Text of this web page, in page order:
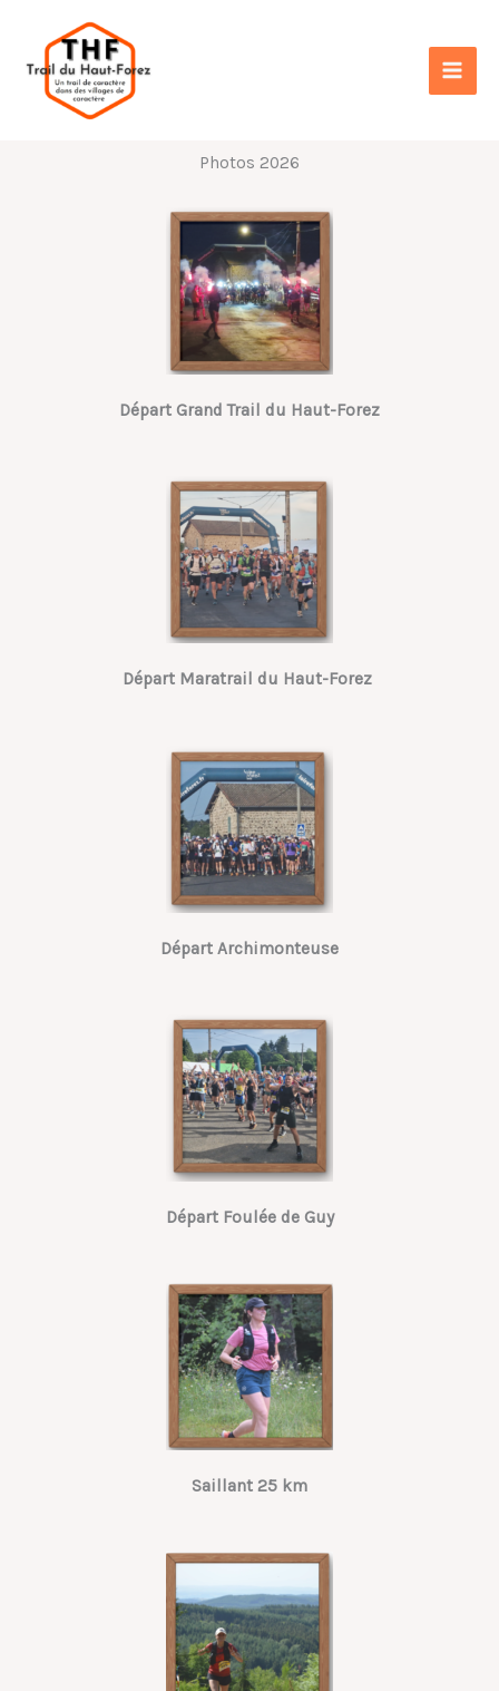
contenu
Photos 2026
Départ Grand Trail du Haut-Forez
Départ Maratrail du Haut-Forez
Départ Archimonteuse
Départ Foulée de Guy
Saillant 25 km